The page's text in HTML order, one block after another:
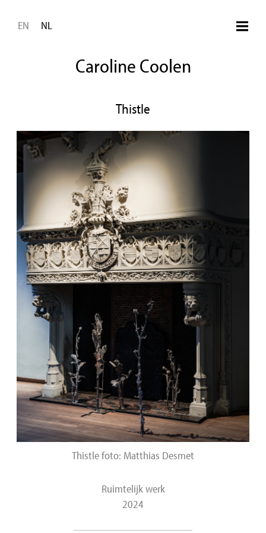
EN
NL
Caroline Coolen
Thistle
Thistle foto: Matthias Desmet
Ruimtelijk werk
2024